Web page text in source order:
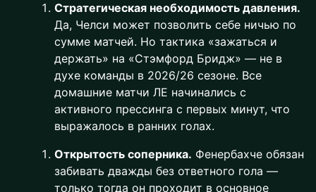
Стратегическая необходимость давления.
Да, Челси может позволить себе ничью по
сумме матчей. Но тактика «зажаться и
держать» на «Стэмфорд Бридж» — не в
духе команды в 2026/26 сезоне. Все
домашние матчи ЛЕ начинались с
активного прессинга с первых минут, что
выражалось в ранних голах.
Открытость соперника. Фенербахче обязан
забивать дважды без ответного гола —
только тогда он проходит в основное